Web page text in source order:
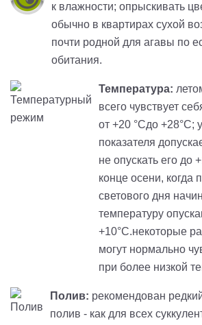
к влажности; опрыскивать
обычно в квартирах сухой
почти родной для агавы по
обитания.
Температура:
всего чувствует
от +20 °Cдо +28°C;
показателя
не опускать его до
конце осени, когда
светового дня
температуру
+10°C.некоторые
могут нормально
при более низкой
Полив: рекомендован
полив - как для всех